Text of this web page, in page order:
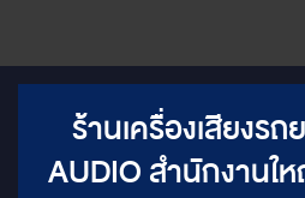
ร้านเครื่องเสียงร
AUDIO สำนัก